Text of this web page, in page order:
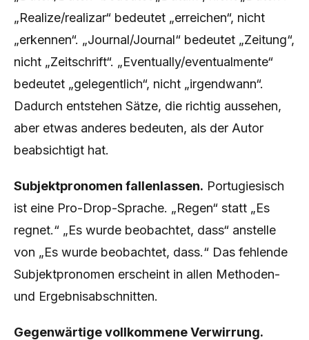
„Realize/realizar“ bedeutet „erreichen“, nicht
„erkennen“. „Journal/Journal“ bedeutet „Zeitung“,
nicht „Zeitschrift“. „Eventually/eventualmente“
bedeutet „gelegentlich“, nicht „irgendwann“.
Dadurch entstehen Sätze, die richtig aussehen,
aber etwas anderes bedeuten, als der Autor
beabsichtigt hat.
Subjektpronomen fallenlassen. Portugiesisch
ist eine Pro-Drop-Sprache. „Regen“ statt „Es
regnet.“ „Es wurde beobachtet, dass“ anstelle
von „Es wurde beobachtet, dass.“ Das fehlende
Subjektpronomen erscheint in allen Methoden-
und Ergebnisabschnitten.
Gegenwärtige vollkommene Verwirrung.